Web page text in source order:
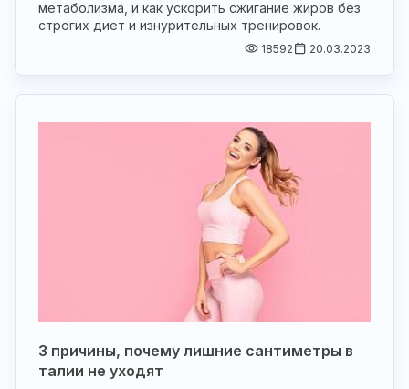
метаболизма, и как ускорить сжигание жиров без
строгих диет и изнурительных тренировок.
18592 20.03.2023
3 причины, почему лишние сантиметры в
талии не уходят